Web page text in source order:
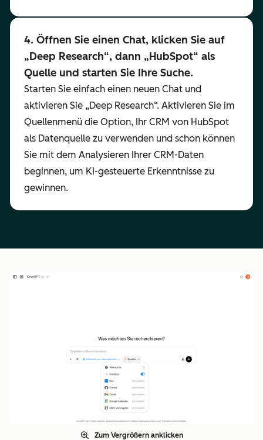
4. Öffnen Sie einen Chat, klicken Sie auf
„Deep Research“, dann „HubSpot“ als
Quelle und starten Sie Ihre Suche.
Starten Sie einfach einen neuen Chat und
aktivieren Sie „Deep Research“. Aktivieren Sie im
Quellenmenü die Option, Ihr CRM von HubSpot
als Datenquelle zu verwenden und schon können
Sie mit dem Analysieren Ihrer CRM-Daten
beginnen, um KI-gesteuerte Erkenntnisse zu
gewinnen.
Zum Vergrößern anklicken